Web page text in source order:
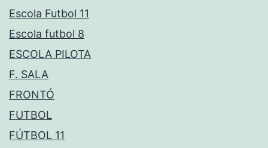
Escola Futbol 11
Escola futbol 8
ESCOLA PILOTA
F. SALA
FRONTÓ
FUTBOL
FÚTBOL 11